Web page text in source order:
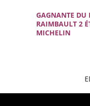
GAGNANTE DU
RAIMBAULT 2
MICHELIN